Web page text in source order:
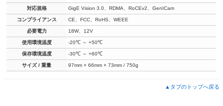
対応規格 GigE Vision 3.0、RDMA、RoCEv2、GenICam
コンプライアンス CE、FCC、RoHS、WEEE
必要電力 18W、12V
使用環境温度 -20℃ ～ +50℃
保存環境温度 -30℃ ～ +60℃
サイズ / 重量 97mm × 66mm × 73mm / 750g
▲タブのトップへ戻る